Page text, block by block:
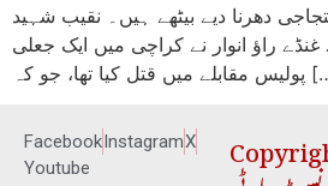
دھرنا دیے بیٹھے ہیں۔ نقیب شہید
راؤ انوار نے کراچی میں ایک جعلی
کیا تھا، جو کہ […]
FacebookInstagramX
Youtube